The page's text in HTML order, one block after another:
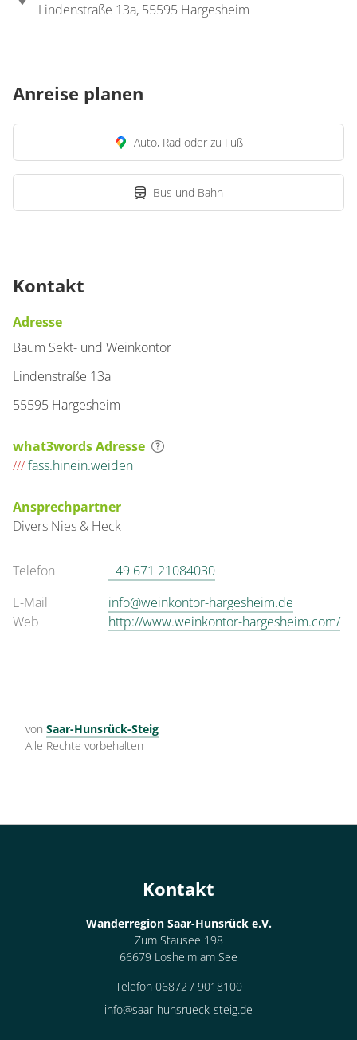
Lindenstraße 13a, 55595 Hargesheim
Anreise planen
Auto, Rad oder zu Fuß
Bus und Bahn
Kontakt
Adresse
Baum Sekt- und Weinkontor
Lindenstraße 13a
55595 Hargesheim
what3words Adresse
///fass.hinein.weiden
Ansprechpartner
Divers Nies & Heck
Telefon
+49 671 21084030
E-Mail
info@weinkontor-hargesheim.de
Web
http://www.weinkontor-hargesheim.com/
von Saar-Hunsrück-Steig
Alle Rechte vorbehalten
Kontakt
Wanderregion Saar-Hunsrück e.V.
Zum Stausee 198
66679 Losheim am See
Telefon 06872 / 9018100
info@saar-hunsrueck-steig.de